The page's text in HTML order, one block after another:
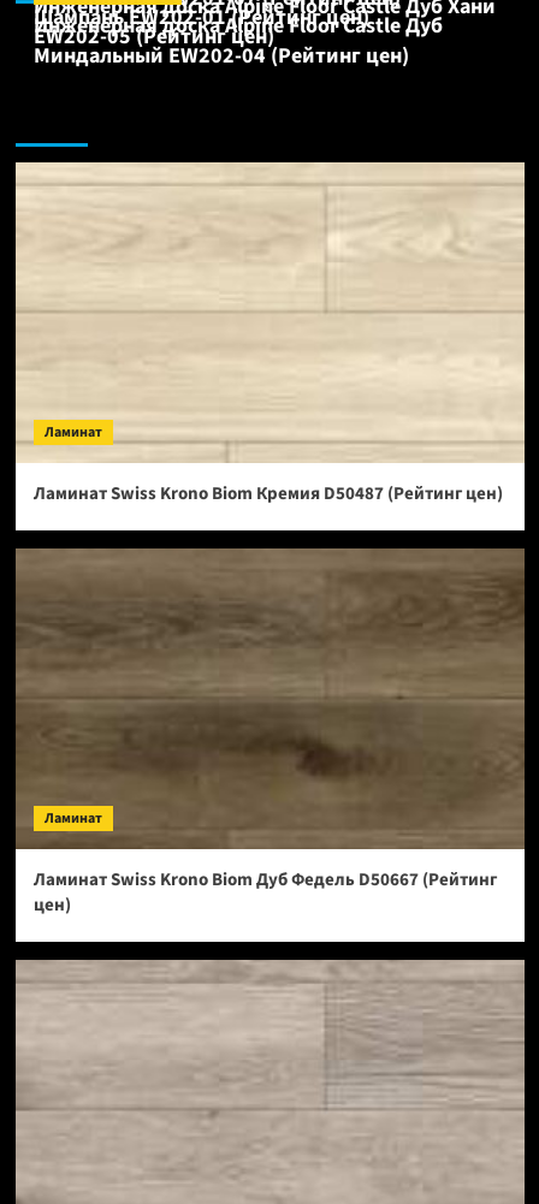
Шампань EW202-01 (Рейтинг цен)
Инженерная доска Alpine Floor Castle Дуб Хани
EW202-05 (Рейтинг цен)
Инженерная доска Alpine Floor Castle Дуб
Миндальный EW202-04 (Рейтинг цен)
Ламинат
Ламинат Swiss Krono Biom Кремия D50487 (Рейтинг цен)
Ламинат
Ламинат Swiss Krono Biom Дуб Федель D50667 (Рейтинг
цен)